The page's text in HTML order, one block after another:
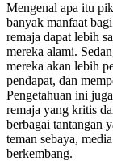
Mengenal apa itu
banyak manfaat
remaja dapat lebih
mereka alami.
mereka akan lebih
pendapat, dan
Pengetahuan ini
remaja yang kritis
berbagai tantangan
teman sebaya,
berkembang.